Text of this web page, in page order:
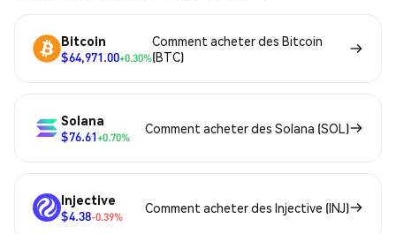
Bitcoin
$64,971.00+0.30%
Comment acheter des Bitcoin
(BTC)
Solana
$76.61+0.70%
Comment acheter des Solana (SOL)
Injective
$4.38-0.39%
Comment acheter des Injective (INJ)